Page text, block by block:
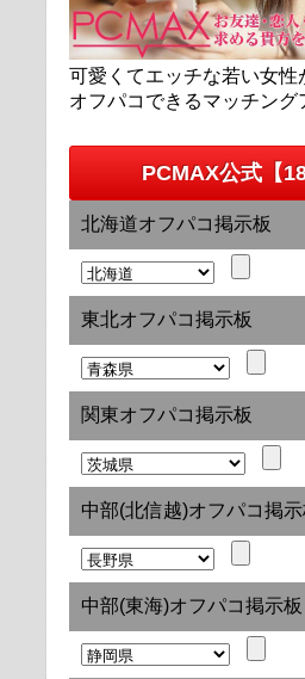
可愛くてエッチな若い女性
オフパコできるマッチング
PCMAX公式【18
北海道オフパコ掲示板
東北オフパコ掲示板
関東オフパコ掲示板
中部(北信越)オフパコ掲示
中部(東海)オフパコ掲示板